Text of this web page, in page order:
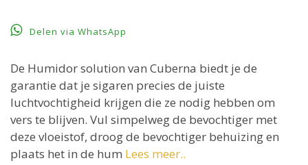
Delen via WhatsApp
De Humidor solution van Cuberna biedt je de
garantie dat je sigaren precies de juiste
luchtvochtigheid krijgen die ze nodig hebben om
vers te blijven. Vul simpelweg de bevochtiger met
deze vloeistof, droog de bevochtiger behuizing en
plaats het in de hum Lees meer..